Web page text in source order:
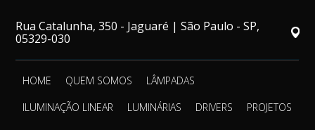
Rua Catalunha, 350 - Jaguaré | São Paulo - SP,
05329-030
HOME QUEM SOMOS
LÂMPADAS
ILUMINAÇÃO LINEAR
LUMINÁRIAS DRIVERS
PROJETOS